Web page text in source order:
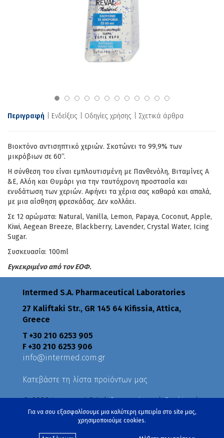
Για να σου εξασφαλίσουμε μια καλύτερη εμπειρία στο site μας,
χρησιμοποιούμε cookies.
Περιγραφή Ενδείξεις Οδηγίες χρήσης Σχετικά άρθρα
Βιοκτόνο αντισηπτικό χεριών. Σκοτώνει το 99,9% των
μικρόβιων σε 60’’.
Η σύνθεση του είναι εμπλουτισμένη με Πανθενόλη, Βιταμίνες Α
&Ε, Αλόη και Θυμάρι για την ταυτόχρονη προστασία και
ενυδάτωση των χεριών. Αφήνει τα χέρια σας καθαρά και απαλά,
με μια αίσθηση φρεσκάδας. Δεν κολλάει.
Σε 12 αρώματα: Natural, Vanilla, Lemon, Papaya, Coconut, Apple,
Kiwi, Aegean Breeze, Blackberry, Lavender, Crystal Water, Icing
Sugar.
Συσκευασία: 100ml
Εγκεκριμένο από τον ΕΟΦ.
Intermed S.A. Pharmaceutical Laboratories
27 Kaliftaki Str., GR 145 64 Κifissia, Attica,
Greece
Τ +30 210 6253 905
F +30 210 6253 906
info@intermed.com.gr
Κατεβάστε τη λίστα προϊόντων μας
© 2026 Intermed S.A. |Όροι χρήσης|Cookies|
Πολιτική Απορρήτου|Πολιτικές